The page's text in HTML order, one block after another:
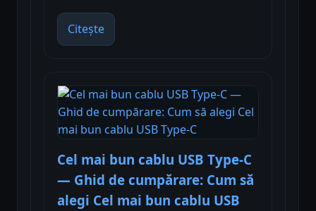
Citește
Cel mai bun cablu USB Type-C
— Ghid de cumpărare: Cum să
alegi Cel mai bun cablu USB